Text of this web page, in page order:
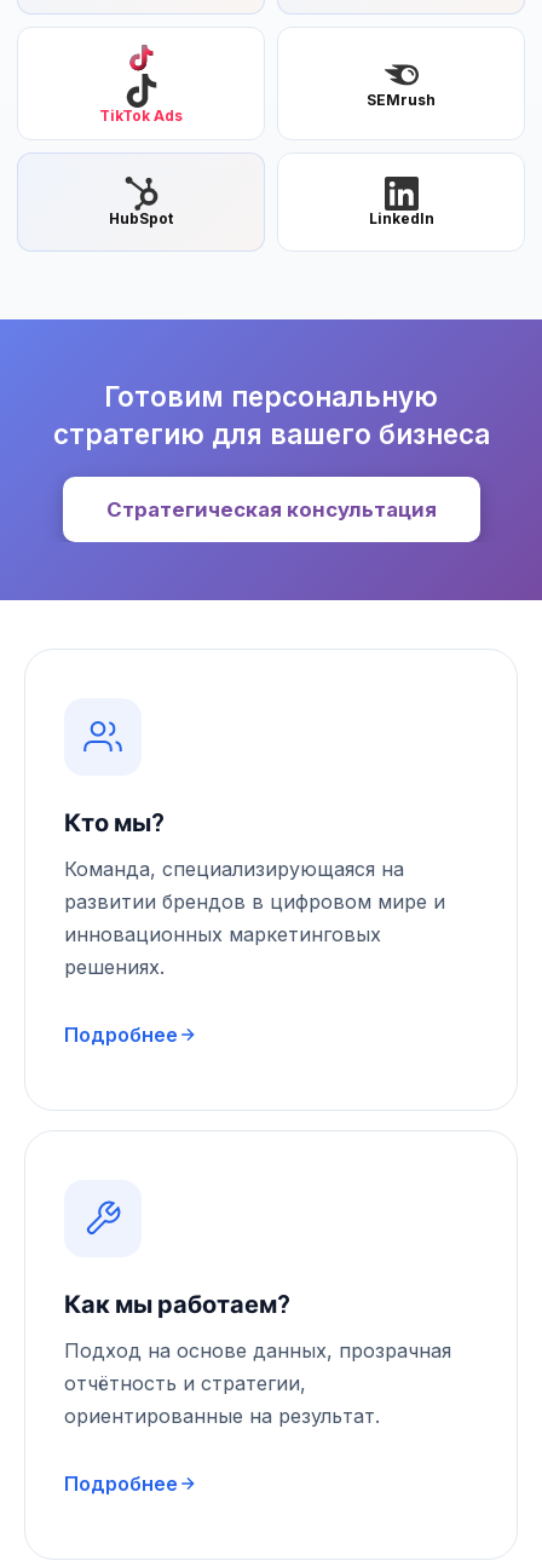
TikTok Ads
SEMrush
HubSpot LinkedIn
Готовим персональную
стратегию для вашего бизнеса
Стратегическая консультация
Кто мы?
Команда, специализирующаяся на
развитии брендов в цифровом мире и
инновационных маркетинговых
решениях.
Подробнее
Как мы работаем?
Подход на основе данных, прозрачная
отчётность и стратегии,
ориентированные на результат.
Подробнее